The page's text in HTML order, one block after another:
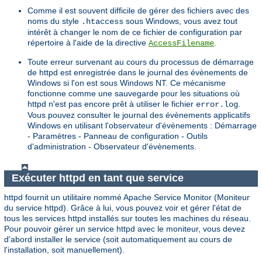
Comme il est souvent difficile de gérer des fichiers avec des
noms du style .htaccess sous Windows, vous avez tout
intérêt à changer le nom de ce fichier de configuration par
répertoire à l'aide de la directive AccessFilename
Toute erreur survenant au cours du processus de démarrage
de httpd est enregistrée dans le journal des évènements de
Windows si l'on est sous Windows NT. Ce mécanisme
fonctionne comme une sauvegarde pour les situations où
httpd n'est pas encore prêt à utiliser le fichier error.log
Vous pouvez consulter le journal des évènements applicatifs
Windows en utilisant l'observateur d'évènements : Démarrage
- Paramètres - Panneau de configuration - Outils
d'administration - Observateur d'évènements.
Exécuter httpd en tant que service
httpd fournit un utilitaire nommé Apache Service Monitor (Moniteur
du service httpd). Grâce à lui, vous pouvez voir et gérer l'état de
tous les services httpd installés sur toutes les machines du réseau.
Pour pouvoir gérer un service httpd avec le moniteur, vous devez
d'abord installer le service (soit automatiquement au cours de
l'installation, soit manuellement).